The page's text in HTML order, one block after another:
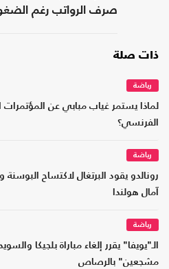
صرف الرواتب رغم
ذات صلة
رياضة
لماذا يستمر غياب مبابي عن المؤتمرات
الفرنسي؟
رياضة
رونالدو يقود البرتغال لاكتساح
آمال هولندا
رياضة
الـ"يويفا" يقرر إلغاء مباراة بلجيكا
مشجعين" بالرصاص